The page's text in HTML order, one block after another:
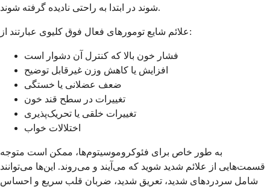
شوند در ابتدا به راحتی نادیده گرفته شوند.
علائم شایع تومورهای فعال فوق کلیوی عبارتند از:
فشار خون بالا که کنترل آن دشوار است
افزایش یا کاهش وزن غیرقابل توضیح
ضعف عضلانی یا خستگی
تغییرات در سطح قند خون
تغییرات خلقی یا تحریک‌پذیری
اختلالات خواب
به طور خاص برای فئوکروموسیتوم‌ها، ممکن است متوجه
قسمت‌هایی از علائم شدید شوید که می‌آیند و می‌روند. این‌ها می‌توانند
شامل سردردهای شدید، تعریق شدید، ضربان قلب سریع و احساس